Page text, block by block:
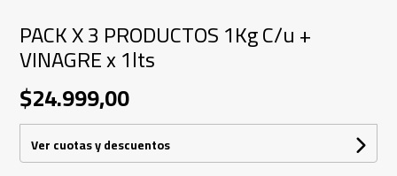
PACK X 3 PRODUCTOS 1Kg C/u +
VINAGRE x 1lts
$24.999,00
Ver cuotas y descuentos